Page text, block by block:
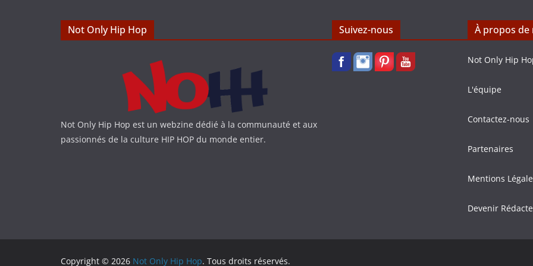
Not Only Hip Hop
Not Only Hip Hop est un webzine dédié à la communauté et aux
passionnés de la culture HIP HOP du monde entier.
Suivez-nous À propos de
Not Only Hip
L'équipe
Contactez-nous
Partenaires
Mentions
Devenir
Copyright © 2026 Not Only Hip Hop. Tous droits réservés.